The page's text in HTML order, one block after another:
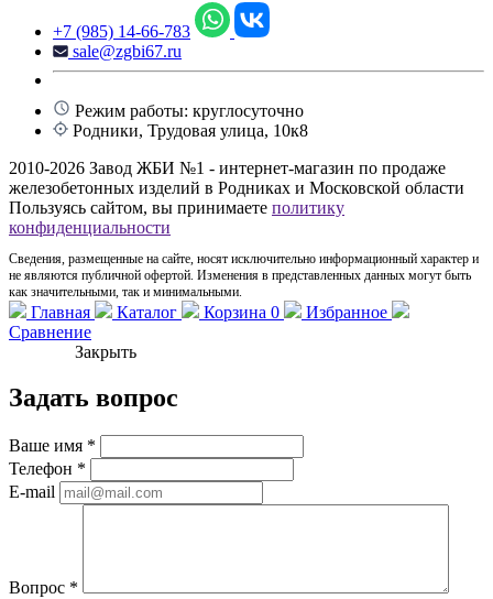
+7 (985) 14-66-783
sale@zgbi67.ru
Режим работы: круглосуточно
Родники, Трудовая улица, 10к8
2010-2026 Завод ЖБИ №1 - интернет-магазин по продаже
железобетонных изделий в Родниках и Московской области
Пользуясь сайтом, вы принимаете политику
конфиденциальности
Сведения, размещенные на сайте, носят исключительно информационный характер и
не являются публичной офертой. Изменения в представленных данных могут быть
как значительными, так и минимальными.
Главная Каталог Корзина 0
Избранное
Сравнение
Закрыть
Задать вопрос
Ваше имя *
Телефон *
E-mail
Вопрос *